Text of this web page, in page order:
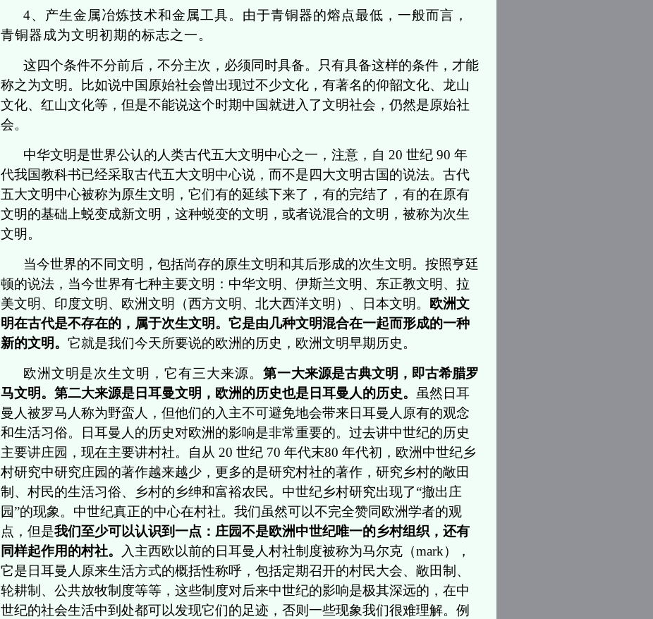
4、产生金属冶炼技术和金属工具。由于青铜器的熔点最低，一般而言，
青铜器成为文明初期的标志之一。
这四个条件不分前后，不分主次，必须同时具备。只有具备这样的条件，才能
称之为文明。比如说中国原始社会曾出现过不少文化，有著名的仰韶文化、龙山
文化、红山文化等，但是不能说这个时期中国就进入了文明社会，仍然是原始社
会。
中华文明是世界公认的人类古代五大文明中心之一，注意，自 20 世纪 90 年
代我国教科书已经采取古代五大文明中心说，而不是四大文明古国的说法。古代
五大文明中心被称为原生文明，它们有的延续下来了，有的完结了，有的在原有
文明的基础上蜕变成新文明，这种蜕变的文明，或者说混合的文明，被称为次生
文明。
当今世界的不同文明，包括尚存的原生文明和其后形成的次生文明。按照亨廷
顿的说法，当今世界有七种主要文明：中华文明、伊斯兰文明、东正教文明、拉
美文明、印度文明、欧洲文明（西方文明、北大西洋文明）、日本文明。
欧洲文
明在古代是不存在的，属于次生文明。它是由几种文明混合在一起而形成的一种
新的文明。 它就是我们今天所要说的欧洲的历史，欧洲文明早期历史。
欧洲文明是次生文明，它有三大来源。 第一大来源是古典文明，即古希腊罗
马文明。第二大来源是日耳曼文明，欧洲的历史也是日耳曼人的历史。 虽然日耳
曼人被罗马人称为野蛮人，但他们的入主不可避免地会带来日耳曼人原有的观念
和生活习俗。日耳曼人的历史对欧洲的影响是非常重要的。过去讲中世纪的历史
主要讲庄园，现在主要讲村社。自从 20 世纪 70 年代末80 年代初，欧洲中世纪乡
村研究中研究庄园的著作越来越少，更多的是研究村社的著作，研究乡村的敞田
制、村民的生活习俗、乡村的乡绅和富裕农民。中世纪乡村研究出现了“撤出庄
园”的现象。中世纪真正的中心在村社。我们虽然可以不完全赞同欧洲学者的观
点，但是我们至少可以认识到一点：庄园不是欧洲中世纪唯一的乡村组织，还有
同样起作用的村社。
入主西欧以前的日耳曼人村社制度被称为马尔克（mark），
它是日耳曼人原来生活方式的概括性称呼，包括定期召开的村民大会、敞田制、
轮耕制、公共放牧制度等等，这些制度对后来中世纪的影响是极其深远的，在中
世纪的社会生活中到处都可以发现它们的足迹，否则一些现象我们很难理解。例